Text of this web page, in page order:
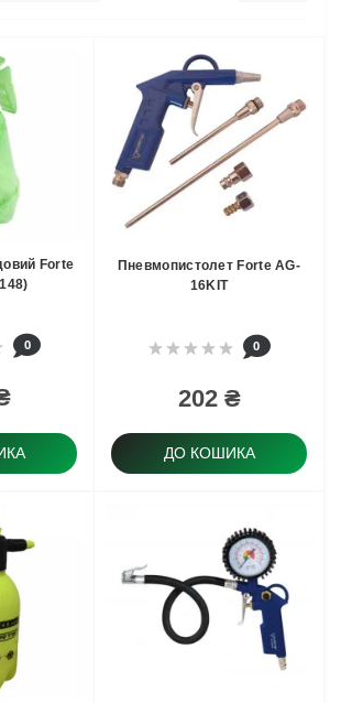
Forte
0
Пневмопистолет Forte AG-
16KIT
0
202 ₴
ДО КОШИКА